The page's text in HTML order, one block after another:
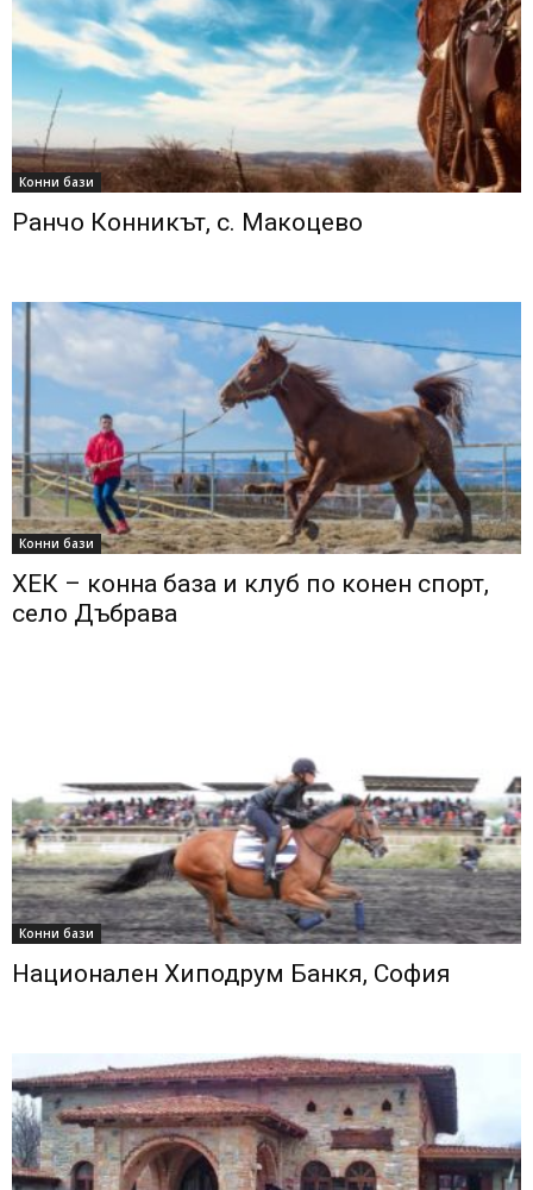
Конни бази
Ранчо Конникът, с. Макоцево
Конни бази
ХЕК – конна база и клуб по конен спорт,
село Дъбрава
Конни бази
Национален Хиподрум Банкя, София